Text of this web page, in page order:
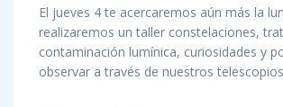
El jueves 4 te acercaremos aún más la
realizaremos un taller constelaciones,
contaminación lumínica, curiosidades y
observar a través de nuestros